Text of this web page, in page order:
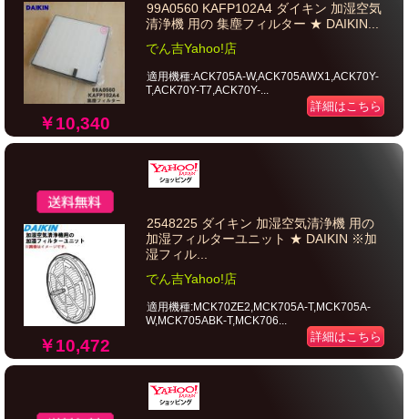
￥10,340
99A0560 KAFP102A4 ダイキン 加湿空気
清浄機 用の 集塵フィルター ★ DAIKIN...
でん吉Yahoo!店
適用機種:ACK705A-W,ACK705AWX1,ACK70Y-
T,ACK70Y-T7,ACK70Y-...
詳細はこちら
￥10,472
2548225 ダイキン 加湿空気清浄機 用の
加湿フィルターユニット ★ DAIKIN ※加
湿フィル...
でん吉Yahoo!店
適用機種:MCK70ZE2,MCK705A-T,MCK705A-
W,MCK705ABK-T,MCK706...
詳細はこちら